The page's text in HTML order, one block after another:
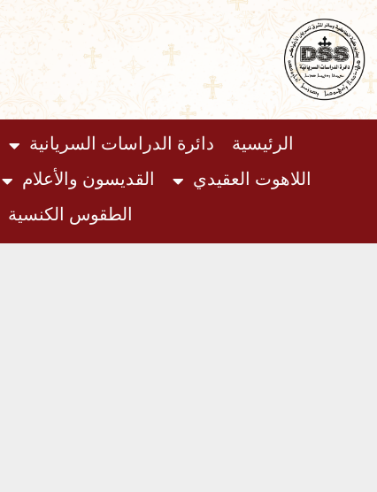
تخطي
إلى
المحتوى
الرئيسية دائرة الدراسات السريانية
اللاهوت العقيدي
القديسون والأعلام
الطقوس الكنسية